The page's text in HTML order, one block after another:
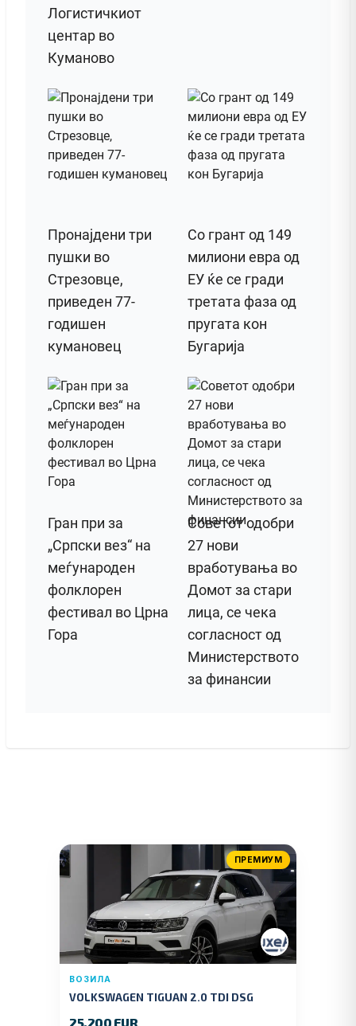
Логистичкиот
центар во
Куманово
Пронајдени три
пушки во
Стрезовце,
приведен 77-
годишен
кумановец
Со грант од 149
милиони евра од
ЕУ ќе се гради
третата фаза од
пругата кон
Бугарија
Гран при за
„Српски вез“ на
меѓународен
фолклорен
фестивал во Црна
Гора
Советот одобри
27 нови
вработувања во
Домот за стари
лица, се чека
согласност од
Министерството
за финансии
ПРЕМИУМ
ВОЗИЛА
VOLKSWAGEN TIGUAN 2.0 TDI DSG
25.200 EUR